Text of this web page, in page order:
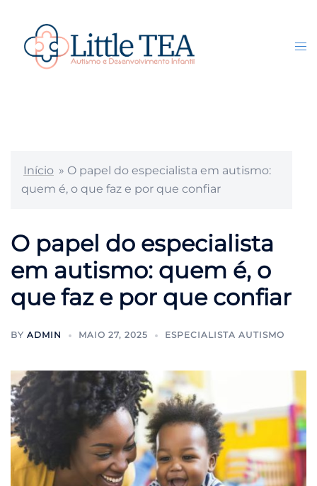
conteúdo
Search
Início » O papel do especialista em autismo:
quem é, o que faz e por que confiar
O papel do especialista
em autismo: quem é, o
que faz e por que confiar
BY ADMIN MAIO 27, 2025 ESPECIALISTA AUTISMO